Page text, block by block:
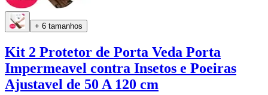
+ 6 tamanhos
Kit 2 Protetor de Porta Veda Porta
Impermeavel contra Insetos e Poeiras
Ajustavel de 50 A 120 cm